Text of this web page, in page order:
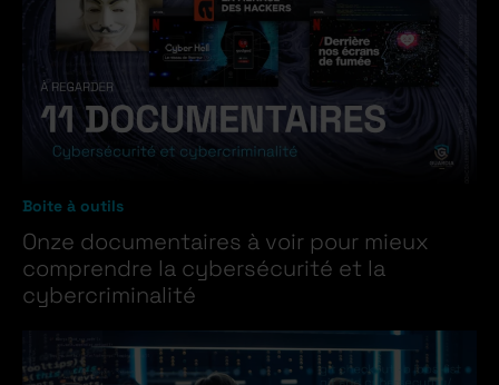
Boite à outils
Onze documentaires à voir pour mieux
comprendre la cybersécurité et la
cybercriminalité